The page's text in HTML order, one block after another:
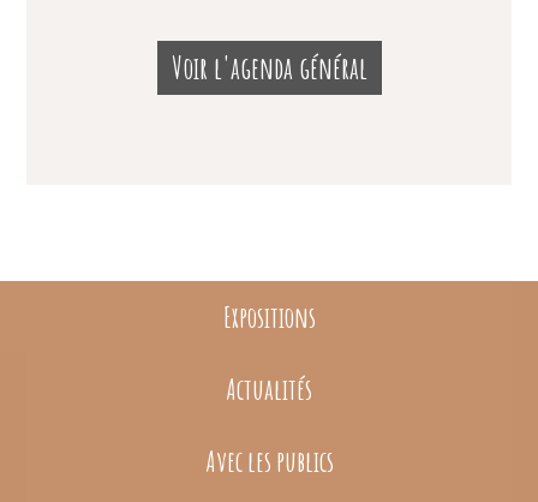
Voir l'agenda général
Expositions
Actualités
Avec les publics